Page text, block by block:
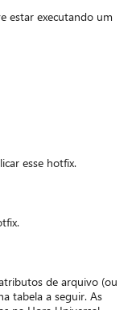
estar executando um
esse hotfix.
de arquivo (ou
tabela a seguir. As